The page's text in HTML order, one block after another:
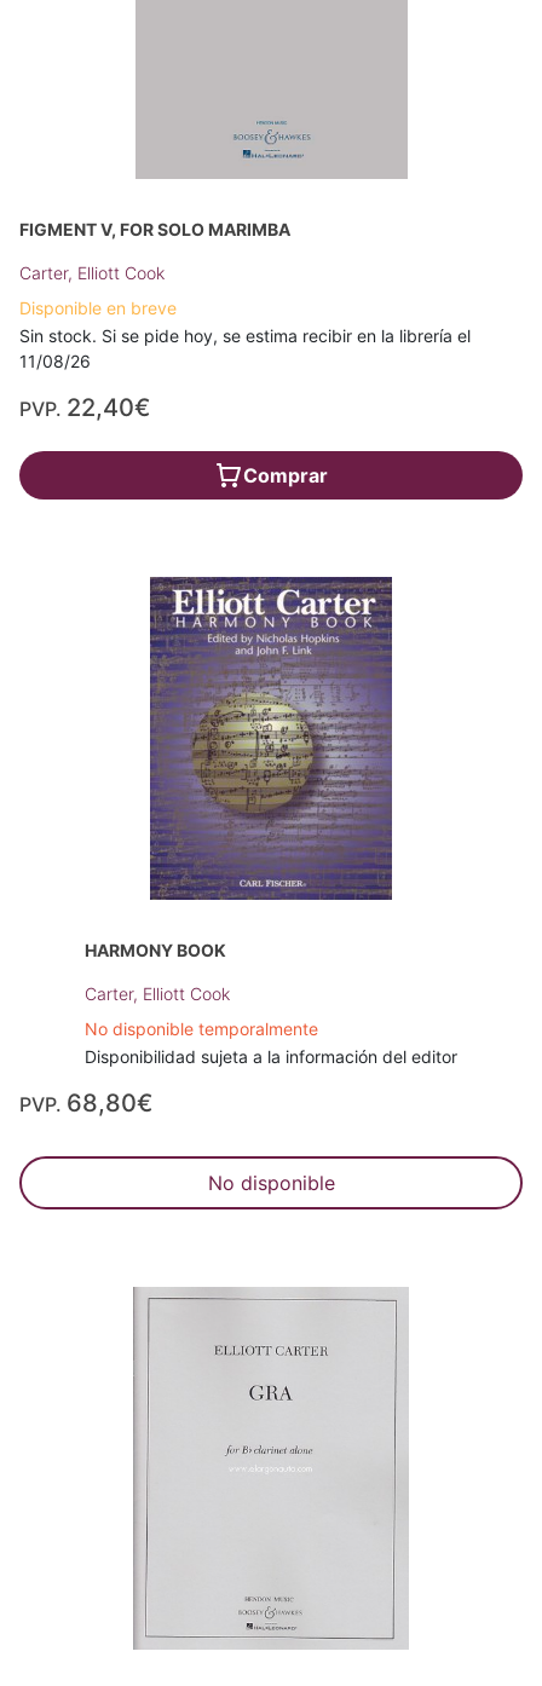
FIGMENT V, FOR SOLO MARIMBA
Carter, Elliott Cook
Disponible en breve
Sin stock. Si se pide hoy, se estima recibir en la librería el
11/08/26
PVP. 22,40€
Comprar
HARMONY BOOK
Carter, Elliott Cook
No disponible temporalmente
Disponibilidad sujeta a la información del editor
PVP. 68,80€
No disponible